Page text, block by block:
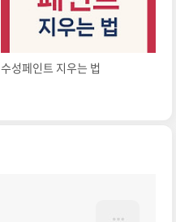
수성페인트 지우는 법